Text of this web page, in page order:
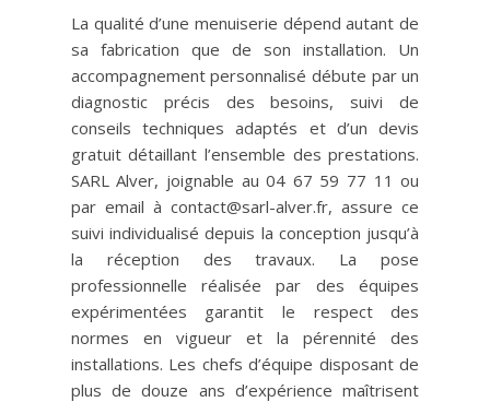
La qualité d’une menuiserie dépend autant de
sa fabrication que de son installation. Un
accompagnement personnalisé débute par un
diagnostic précis des besoins, suivi de
conseils techniques adaptés et d’un devis
gratuit détaillant l’ensemble des prestations.
SARL Alver, joignable au 04 67 59 77 11 ou
par email àcontact@sarl-alver.fr, assure ce
suivi individualisé depuis la conception jusqu’à
la réception des travaux. La pose
professionnelle réalisée par des équipes
expérimentées garantit le respect des
normes en vigueur et la pérennité des
installations. Les chefs d’équipe disposant de
plus de douze ans d’expérience maîtrisent